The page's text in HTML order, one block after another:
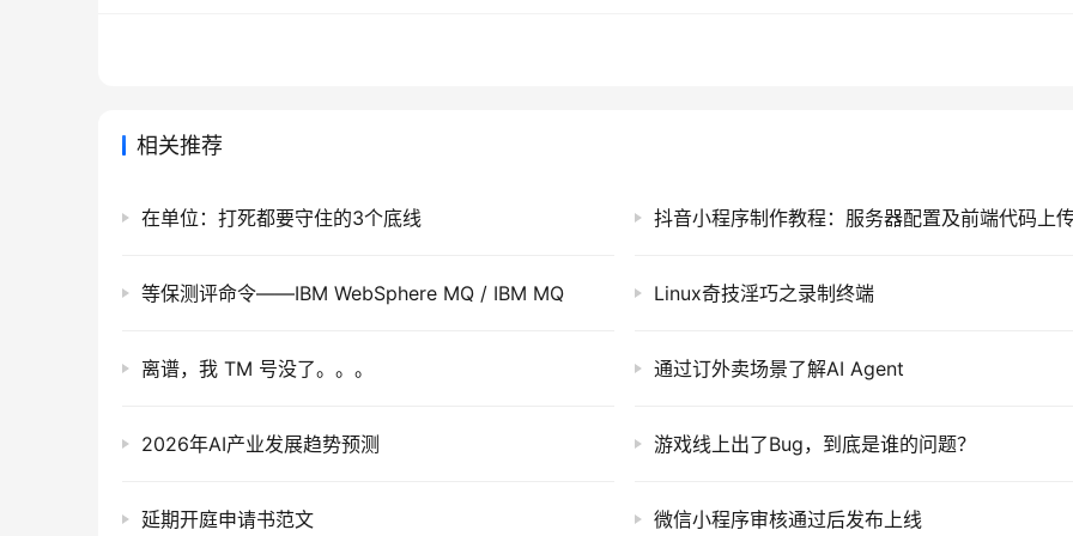
相关推荐
在单位：打死都要守住的3个底线 抖音小程序制作教程：服务器配置及前端代码上
等保测评命令——IBM WebSphere MQ / IBM MQ Linux奇技淫巧之录制终端
离谱，我 TM 号没了。。。 通过订外卖场景了解AI Agent
2026年AI产业发展趋势预测 游戏线上出了Bug，到底是谁的问题？
延期开庭申请书范文 微信小程序审核通过后发布上线